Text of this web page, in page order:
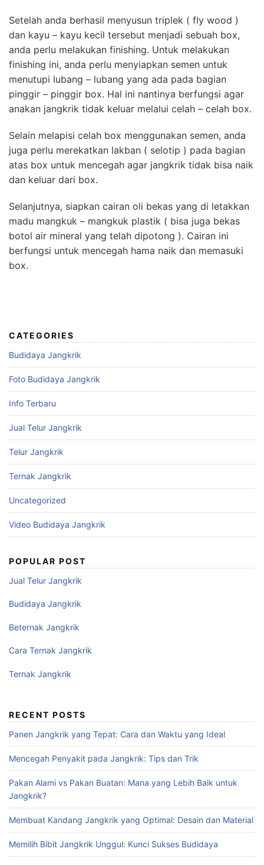
Setelah anda berhasil menyusun triplek ( fly wood )
dan kayu – kayu kecil tersebut menjadi sebuah box,
anda perlu melakukan finishing. Untuk melakukan
finishing ini, anda perlu menyiapkan semen untuk
menutupi lubang – lubang yang ada pada bagian
pinggir – pinggir box. Hal ini nantinya berfungsi agar
anakan jangkrik tidak keluar melalui celah – celah box.
Selain melapisi celah box menggunakan semen, anda
juga perlu merekatkan lakban ( selotip ) pada bagian
atas box untuk mencegah agar jangkrik tidak bisa naik
dan keluar dari box.
Selanjutnya, siapkan cairan oli bekas yang di letakkan
madu mangkuk – mangkuk plastik ( bisa juga bekas
botol air mineral yang telah dipotong ). Cairan ini
berfungsi untuk mencegah hama naik dan memasuki
box.
CATEGORIES
Budidaya Jangkrik
Foto Budidaya Jangkrik
Info Terbaru
Jual Telur Jangkrik
Telur Jangkrik
Ternak Jangkrik
Uncategorized
Video Budidaya Jangkrik
POPULAR POST
Jual Telur Jangkrik
Budidaya Jangkrik
Beternak Jangkrik
Cara Ternak Jangkrik
Ternak Jangkrik
RECENT POSTS
Panen Jangkrik yang Tepat: Cara dan Waktu yang Ideal
Mencegah Penyakit pada Jangkrik: Tips dan Trik
Pakan Alami vs Pakan Buatan: Mana yang Lebih Baik untuk
Jangkrik?
Membuat Kandang Jangkrik yang Optimal: Desain dan Material
Memilih Bibit Jangkrik Unggul: Kunci Sukses Budidaya